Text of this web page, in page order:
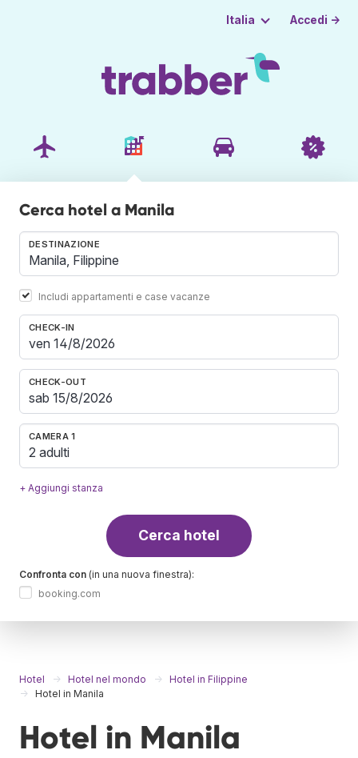
Italia Accedi →
Cerca hotel a Manila
DESTINAZIONE
Includi appartamenti e case vacanze
CHECK-IN
CHECK-OUT
CAMERA 1
2 adulti
+ Aggiungi stanza
Cerca hotel
Confronta con (in una nuova finestra):
booking.com
Hotel Hotel nel mondo
Hotel in Filippine
Hotel in Manila
Hotel in Manila